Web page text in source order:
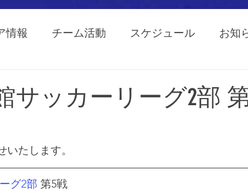
情報 チーム活動 スケジュール お知
館サッカーリーグ2部
たします。
グ2部 第5戦